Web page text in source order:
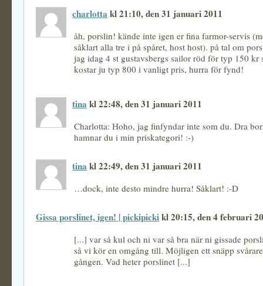
charlotta kl 21:10, den 31 januari 2011
åh, porslin! kände inte igen er fina farmor-servis
såklart alla tre i på spåret, host host). på tal om
jag idag 4 st gustavsbergs sailor röd för typ 150 kr
kostar ju typ 800 i vanligt pris, hurra för fynd!
tina kl 22:48, den 31 januari 2011
Charlotta: Hoho, jag finfyndar inte som du. Dra
hamnar du i min priskategori! :-)
tina kl 22:49, den 31 januari 2011
…dock, inte desto mindre hurra! Såklart! :-D
Gissa porslinet, igen! | pickipickikl 20:15, den 4 februari
[...] var så kul och ni var så bra när ni gissade
så vi kör en omgång till. Möjligen ett snäpp
gången. Vad heter porslinet [...]